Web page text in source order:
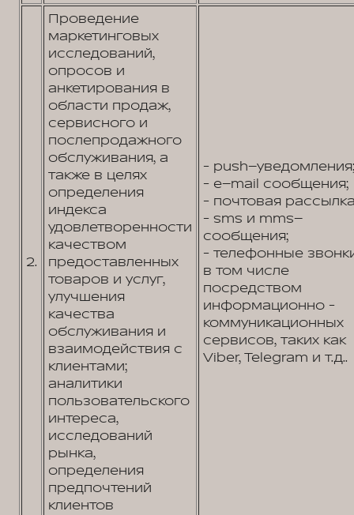
2.
Проведение
маркетинговых
исследований,
опросов и
анкетирования в
области продаж,
сервисного и
послепродажного
обслуживания, а
также в целях
определения
индекса
удовлетворенности
качеством
предоставленных
товаров и услуг,
улучшения
качества
обслуживания и
взаимодействия с
клиентами;
аналитики
пользовательского
интереса,
исследований
рынка,
определения
предпочтений
клиентов
- push–уведомления;
- e–mail сообщения;
- почтовая
- sms и mms–
сообщения;
- телефонные
в том числе
посредством
информационно -
коммуникационных
сервисов, таких как
Viber, Telegram и т.д..